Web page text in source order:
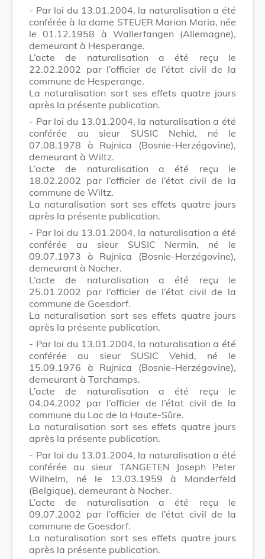
- Par loi du 13.01.2004, la naturalisation a été
conférée à la dame STEUER Marion Maria, née
le 01.12.1958 à Wallerfangen (Allemagne),
demeurant à Hesperange.
L’acte de naturalisation a été reçu le
22.02.2002 par l’officier de l’état civil de la
commune de Hesperange.
La naturalisation sort ses effets quatre jours
après la présente publication.
- Par loi du 13.01.2004, la naturalisation a été
conférée au sieur SUSIC Nehid, né le
07.08.1978 à Rujnica (Bosnie-Herzégovine),
demeurant à Wiltz.
L’acte de naturalisation a été reçu le
18.02.2002 par l’officier de l’état civil de la
commune de Wiltz.
La naturalisation sort ses effets quatre jours
après la présente publication.
- Par loi du 13.01.2004, la naturalisation a été
conférée au sieur SUSIC Nermin, né le
09.07.1973 à Rujnica (Bosnie-Herzégovine),
demeurant à Nocher.
L’acte de naturalisation a été reçu le
25.01.2002 par l’officier de l’état civil de la
commune de Goesdorf.
La naturalisation sort ses effets quatre jours
après la présente publication.
- Par loi du 13.01.2004, la naturalisation a été
conférée au sieur SUSIC Vehid, né le
15.09.1976 à Rujnica (Bosnie-Herzégovine),
demeurant à Tarchamps.
L’acte de naturalisation a été reçu le
04.04.2002 par l’officier de l’état civil de la
commune du Lac de la Haute-Sûre.
La naturalisation sort ses effets quatre jours
après la présente publication.
- Par loi du 13.01.2004, la naturalisation a été
conférée au sieur TANGETEN Joseph Peter
Wilhelm, né le 13.03.1959 à Manderfeld
(Belgique), demeurant à Nocher.
L’acte de naturalisation a été reçu le
09.07.2002 par l’officier de l’état civil de la
commune de Goesdorf.
La naturalisation sort ses effets quatre jours
après la présente publication.